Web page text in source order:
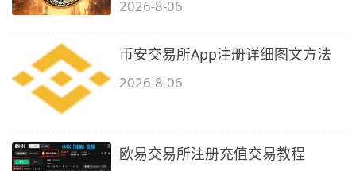
2026-8-06
币安交易所App注册详细图文方法
2026-8-06
欧易交易所注册充值交易教程